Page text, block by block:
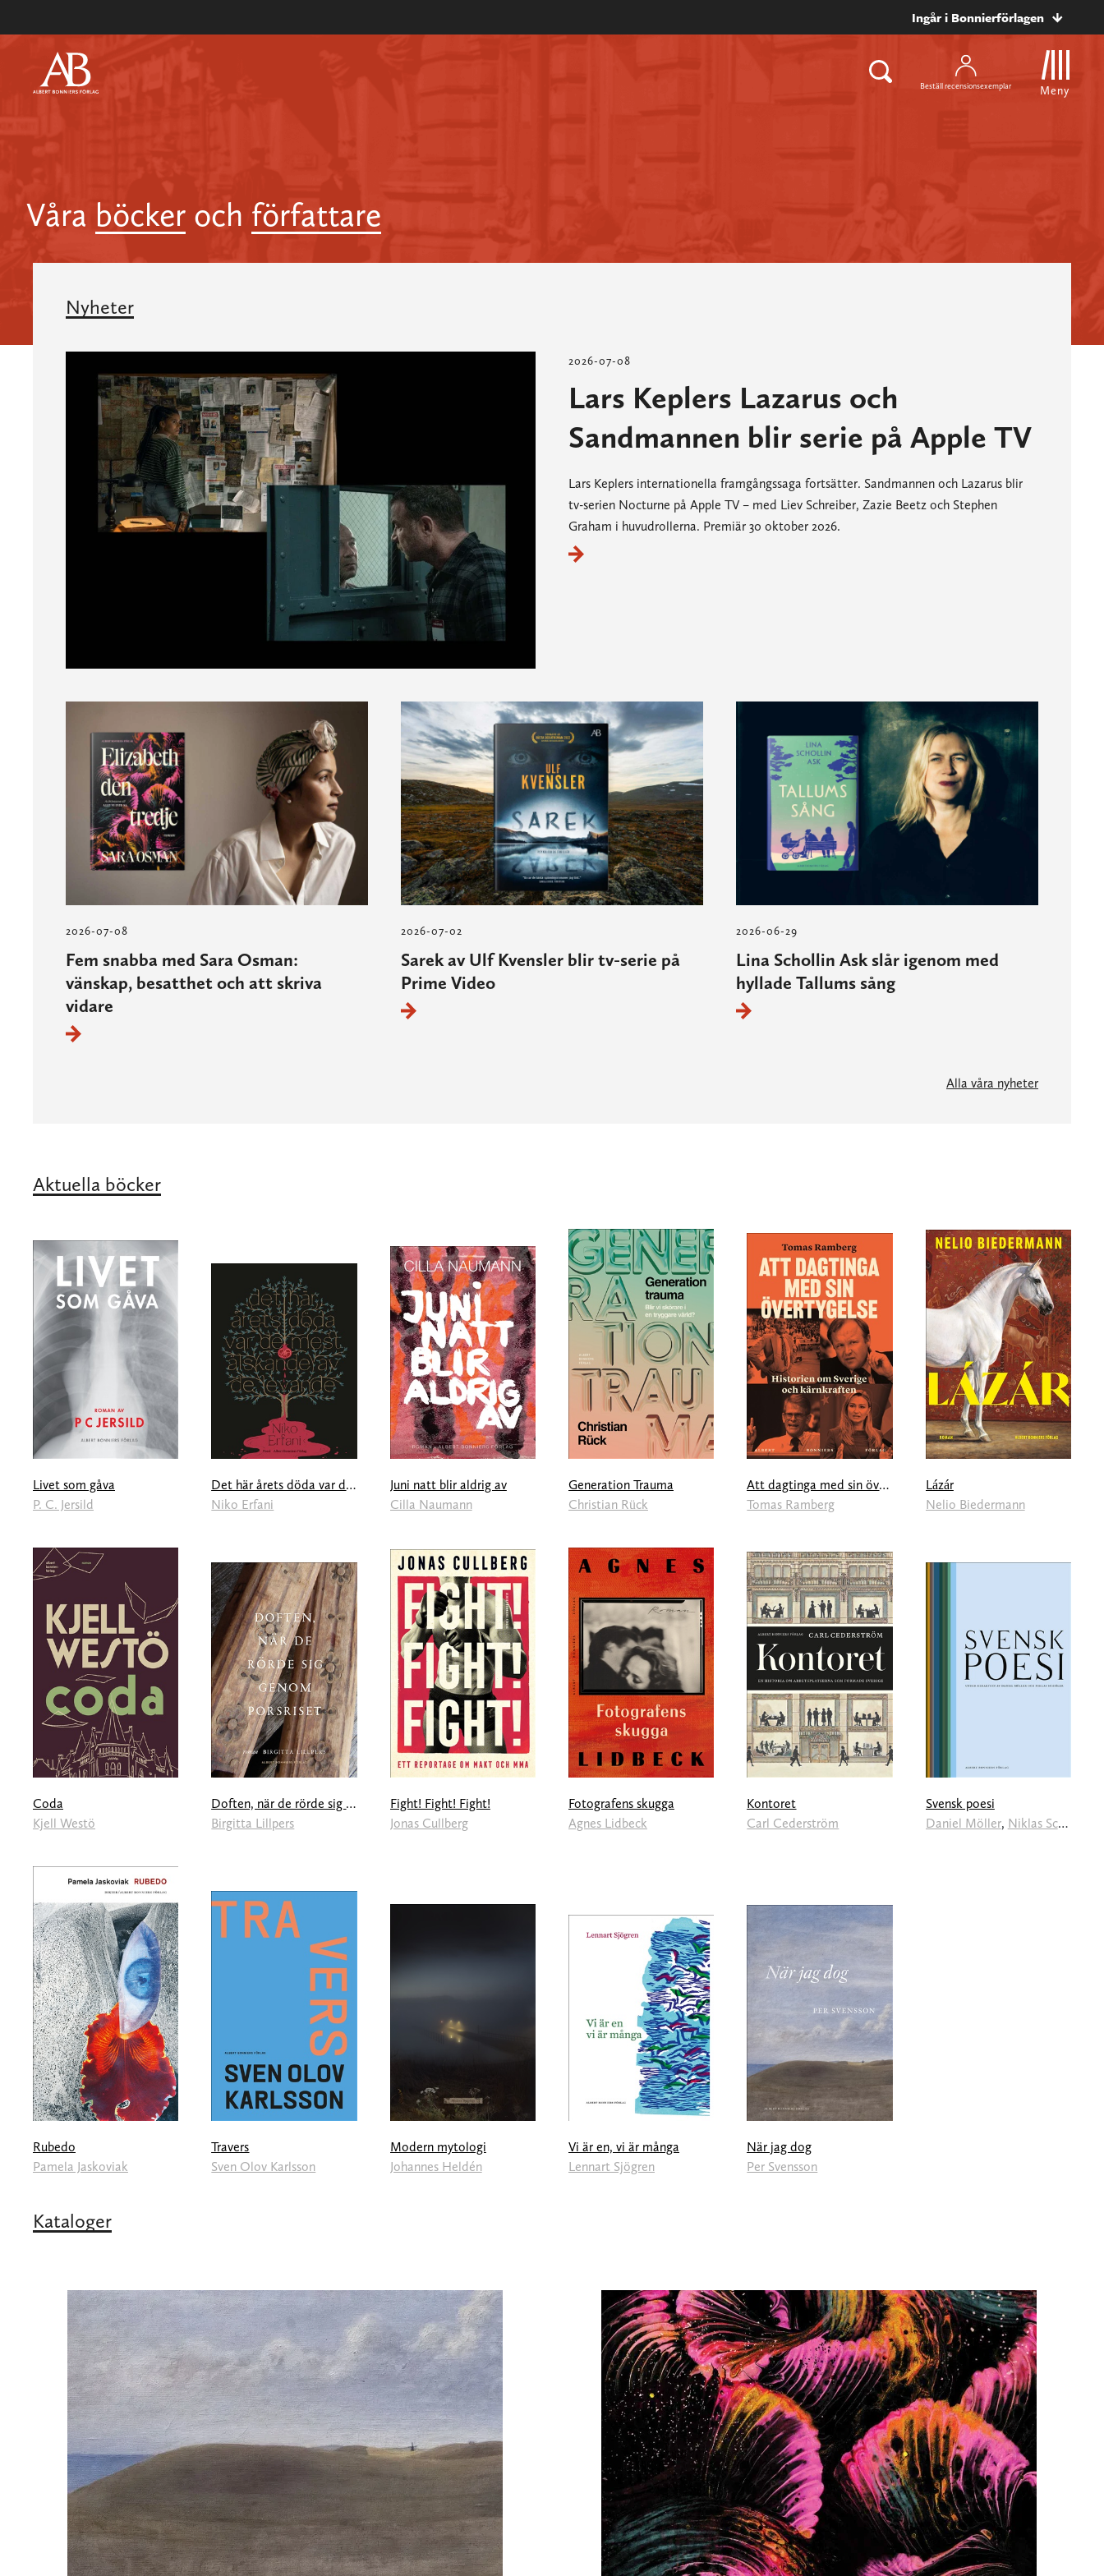
Ingår i Bonnierförlagen
Beställ recensionsexemplar Meny
Våra böcker och författare
Nyheter
2026-07-08
Lars Keplers Lazarus och
Sandmannen blir serie på Apple TV
Lars Keplers internationella framgångssaga fortsätter. Sandmannen och Lazarus blir
tv-serien Nocturne på Apple TV – med Liev Schreiber, Zazie Beetz och Stephen
Graham i huvudrollerna. Premiär 30 oktober 2026.
2026-07-08
Fem snabba med Sara Osman:
vänskap, besatthet och att skriva
vidare
2026-07-02
Sarek av Ulf Kvensler blir tv-serie på
Prime Video
2026-06-29
Lina Schollin Ask slår igenom med
hyllade Tallums sång
Alla våra nyheter
Aktuella böcker
Livet som gåva
P. C. Jersild
Det här årets döda var de mest älskande av de levande
Niko Erfani
Juni natt blir aldrig av
Cilla Naumann
Generation Trauma
Christian Rück
Att dagtinga med sin övertygelse
Tomas Ramberg
Lázár
Nelio Biedermann
Coda
Kjell Westö
Doften, när de rörde sig genom porsriset
Birgitta Lillpers
Fight! Fight! Fight!
Jonas Cullberg
Fotografens skugga
Agnes Lidbeck
Kontoret
Carl Cederström
Svensk poesi
Daniel Möller, Niklas Schiöler
Rubedo
Pamela Jaskoviak
Travers
Sven Olov Karlsson
Modern mytologi
Johannes Heldén
Vi är en, vi är många
Lennart Sjögren
När jag dog
Per Svensson
Kataloger